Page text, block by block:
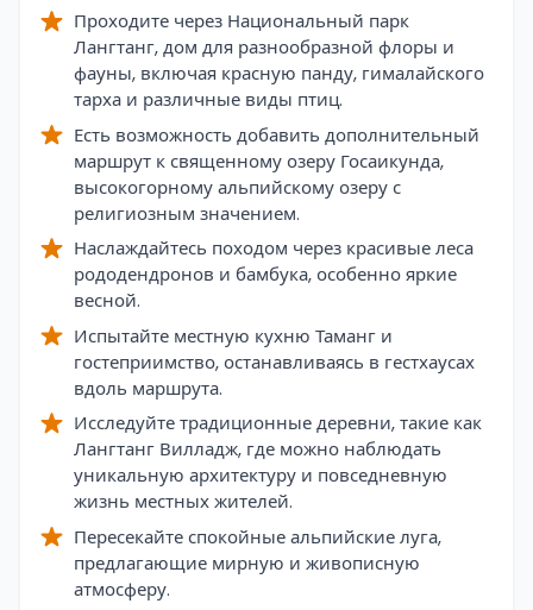
Проходите через Национальный парк
Лангтанг, дом для разнообразной флоры и
фауны, включая красную панду, гималайского
тарха и различные виды птиц.
Есть возможность добавить дополнительный
маршрут к священному озеру Госаикунда,
высокогорному альпийскому озеру с
религиозным значением.
Наслаждайтесь походом через красивые леса
рододендронов и бамбука, особенно яркие
весной.
Испытайте местную кухню Таманг и
гостеприимство, останавливаясь в гестхаусах
вдоль маршрута.
Исследуйте традиционные деревни, такие как
Лангтанг Вилладж, где можно наблюдать
уникальную архитектуру и повседневную
жизнь местных жителей.
Пересекайте спокойные альпийские луга,
предлагающие мирную и живописную
атмосферу.